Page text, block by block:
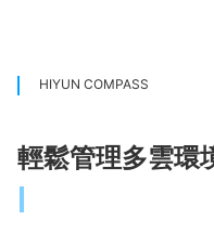
HIYUN COMPASS
輕鬆管理多雲環
帳單整合